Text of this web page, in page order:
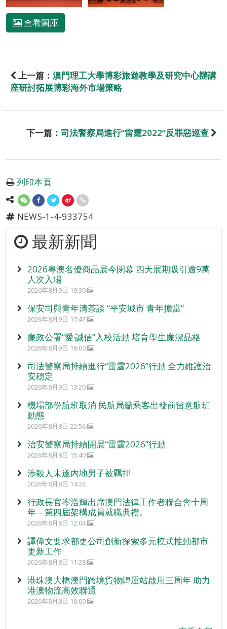
查看圖庫
上一篇： 澳門理工大學博彩旅遊教學及研究中心辦講
座研討拓展博彩海外市場策略
下一篇： 司法警察局進行“雷霆2022”反罪惡巡查
列印本頁
NEWS-1-4-933754
最新新聞
2026粵澳名優商品展今閉幕 四天展期吸引逾9萬
人次入場
2026年8月9日 19:30
保安司與青年清茶談 “平安城市 青年擔當”
2026年8月9日 17:47
廉政公署“愛‧誠信”入校活動 培育學生廉潔品格
2026年8月9日 16:00
司法警察局持續進行“雷霆2026”行動 全力維護治
安穩定
2026年8月9日 13:20
機場部份航班取消 民航局籲乘客出發前留意航班
動態
2026年8月8日 22:56
治安警察局持續開展“雷霆2026”行動
2026年8月8日 15:40
涉殺人未遂內地男子被羈押
2026年8月8日 14:24
行政長官岑浩輝出席澳門法律工作者聯合會十周
年 – 第四屆架構成員就職典禮。
2026年8月8日 12:04
譚偉文要求都更公司創新探索多元模式推動都市
更新工作
2026年8月8日 11:28
港珠澳大橋澳門跨境貨物轉運站啟用三周年 助力
港澳物流高效聯通
2026年8月8日 10:00